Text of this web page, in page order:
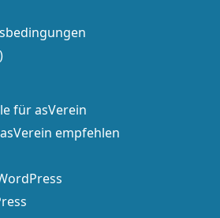
für asVerein
empfehlen